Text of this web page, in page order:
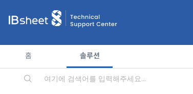
홈 솔루션